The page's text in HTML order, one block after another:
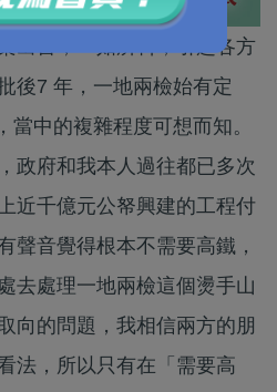
出台，一如所料，引起各方
後7 年，一地兩檢始有定
當中的複雜程度可想而知。
政府和我本人過往都已多次
近千億元公帑興建的工程付
聲音覺得根本不需要高鐵，
去處理一地兩檢這個燙手山
向的問題，我相信兩方的朋
法，所以只有在「需要高